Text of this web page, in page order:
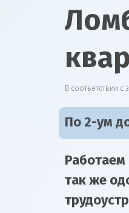
В соответствии с
По 2-ум
так же